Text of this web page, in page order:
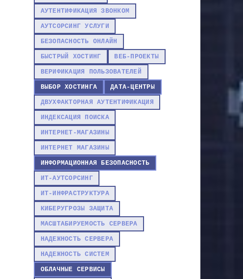
АУТЕНТИФИКАЦИЯ ЗВОНКОМ
АУТСОРСИНГ УСЛУГИ
БЕЗОПАСНОСТЬ ОНЛАЙН
БЫСТРЫЙ ХОСТИНГ ВЕБ-ПРОЕКТЫ
ВЕРИФИКАЦИЯ ПОЛЬЗОВАТЕЛЕЙ
ВЫБОР ХОСТИНГА ДАТА-ЦЕНТРЫ
ДВУХФАКТОРНАЯ АУТЕНТИФИКАЦИЯ
ИНДЕКСАЦИЯ ПОИСКА
ИНТЕРНЕТ-МАГАЗИНЫ
ИНТЕРНЕТ МАГАЗИНЫ
ИНФОРМАЦИОННАЯ БЕЗОПАСНОСТЬ
ИТ-АУТСОРСИНГ
ИТ-ИНФРАСТРУКТУРА
КИБЕРУГРОЗЫ ЗАЩИТА
МАСШТАБИРУЕМОСТЬ СЕРВЕРА
НАДЕЖНОСТЬ СЕРВЕРА
НАДЕЖНОСТЬ СИСТЕМ
ОБЛАЧНЫЕ СЕРВИСЫ